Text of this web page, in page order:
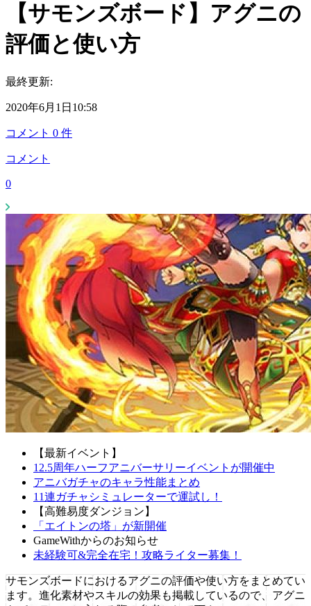
【サモンズボード】アグニの
評価と使い方
最終更新:
2020年6月1日10:58
コメント 0 件
コメント
0
【最新イベント】
12.5周年ハーフアニバーサリーイベントが開催中
アニバガチャのキャラ性能まとめ
11連ガチャシミュレーターで運試し！
【高難易度ダンジョン】
「エイトンの塔」が新開催
GameWithからのお知らせ
未経験可&完全在宅！攻略ライター募集！
サモンズボードにおけるアグニの評価や使い方をまとめてい
ます。進化素材やスキルの効果も掲載しているので、アグニ